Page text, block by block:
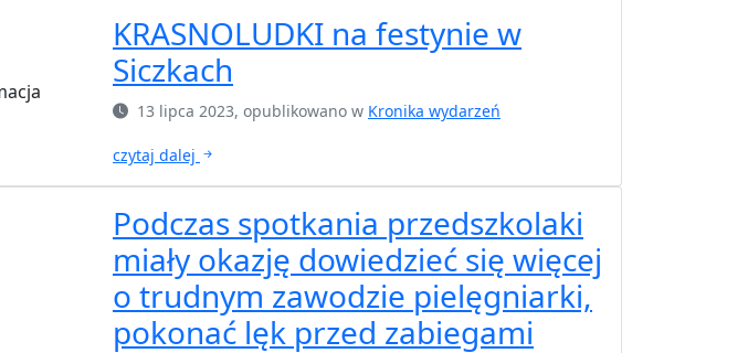
KRASNOLUDKI na festynie w
Siczkach
13 lipca 2023, opublikowano w Kronika wydarzeń
czytaj dalej
Podczas spotkania przedszkolaki
miały okazję dowiedzieć się więcej
o trudnym zawodzie pielęgniarki,
pokonać lęk przed zabiegami